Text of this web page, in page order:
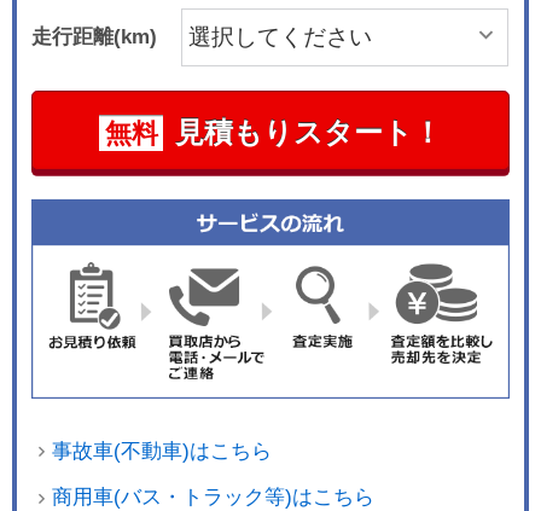
走行距離(km)
無料 見積もりスタート！
事故車(不動車)はこちら
商用車(バス・トラック等)はこちら